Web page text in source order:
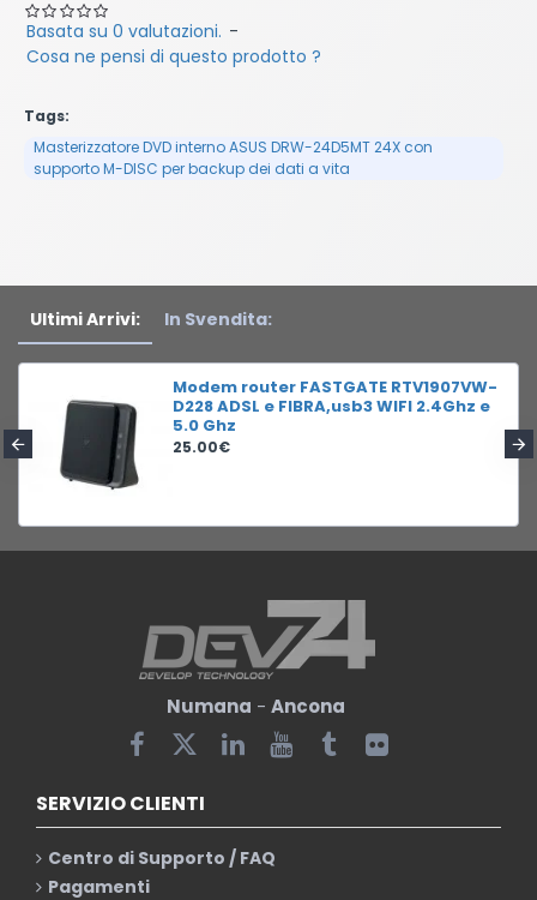
Basata su 0 valutazioni. -
Cosa ne pensi di questo prodotto ?
Tags:
Masterizzatore DVD interno ASUS DRW-24D5MT 24X con
supporto M-DISC per backup dei dati a vita
Ultimi Arrivi: In Svendita:
Modem router FASTGATE RTV1907VW-
D228 ADSL e FIBRA,usb3 WIFI 2.4Ghz e
5.0 Ghz
25.00€
Numana - Ancona
SERVIZIO CLIENTI
Centro di Supporto / FAQ
Pagamenti